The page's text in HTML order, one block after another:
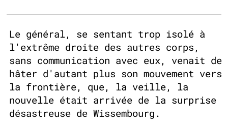
Le général, se sentant trop isolé à
l'extrême droite des autres corps,
sans communication avec eux, venait de
hâter d'autant plus son mouvement vers
la frontière, que, la veille, la
nouvelle était arrivée de la surprise
désastreuse de Wissembourg.